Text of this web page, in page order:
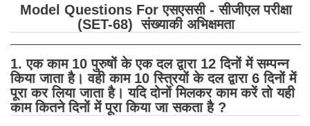
SSC CGL PDF Ebooks
SSC CGL
SSC CGL TIER-1
Model Questions For एसएससी - सीजीएल परीक्षा
(SET-68) संख्याकी अभिक्षमता
1. एक काम 10 पुरुषों के एक दल द्वारा 12 दिनों में सम्पन्न
किया जाता है। वही काम 10 स्त्रियों के दल द्वारा 6 दिनों में
पूरा कर लिया जाता है। यदि दोनों मिलकर काम करें तो यही
काम कितने दिनों में पूरा किया जा सकता है ?